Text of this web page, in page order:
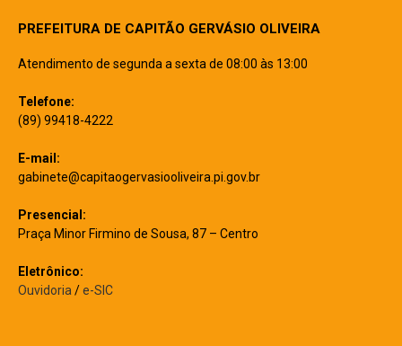
PREFEITURA DE CAPITÃO GERVÁSIO OLIVEIRA
Atendimento de segunda a sexta de 08:00 às 13:00
Telefone:
(89) 99418-4222
E-mail:
gabinete@capitaogervasiooliveira.pi.gov.br
Presencial:
Praça Minor Firmino de Sousa, 87 – Centro
Eletrônico:
Ouvidoria /e-SIC